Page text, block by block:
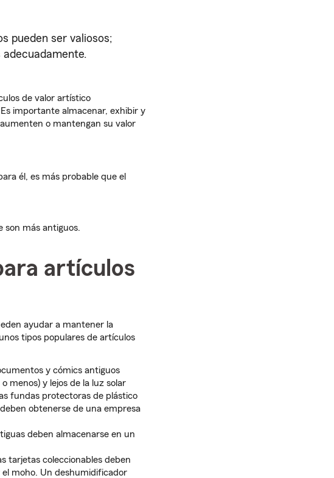
pueden ser valiosos;
de valor artístico
importante almacenar, exhibir y
o mantengan su valor
él, es más probable que el
son más antiguos.
artículos
ayudar a mantener la
tipos populares de artículos
y cómics antiguos
menos) y lejos de la luz solar
fundas protectoras de plástico
obtenerse de una empresa
deben almacenarse en un
tarjetas coleccionables deben
moho. Un deshumidificador